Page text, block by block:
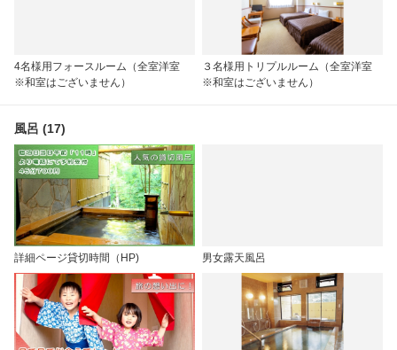
4名様用フォースルーム（全室洋室
※和室はございません）
３名様用トリプルルーム（全室洋室
※和室はございません）
風呂 (17)
詳細ページ貸切時間（HP) 男女露天風呂